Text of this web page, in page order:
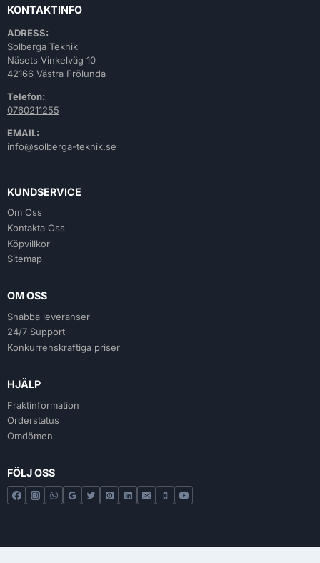
KONTAKTINFO
ADRESS:
Solberga Teknik
Näsets Vinkelväg 10
42166 Västra Frölunda
Telefon:
0760211255
EMAIL:
info@solberga-teknik.se
KUNDSERVICE
Om Oss
Kontakta Oss
Köpvillkor
Sitemap
OM OSS
Snabba leveranser
24/7 Support
Konkurrenskraftiga priser
HJÄLP
Fraktinformation
Orderstatus
Omdömen
FÖLJ OSS